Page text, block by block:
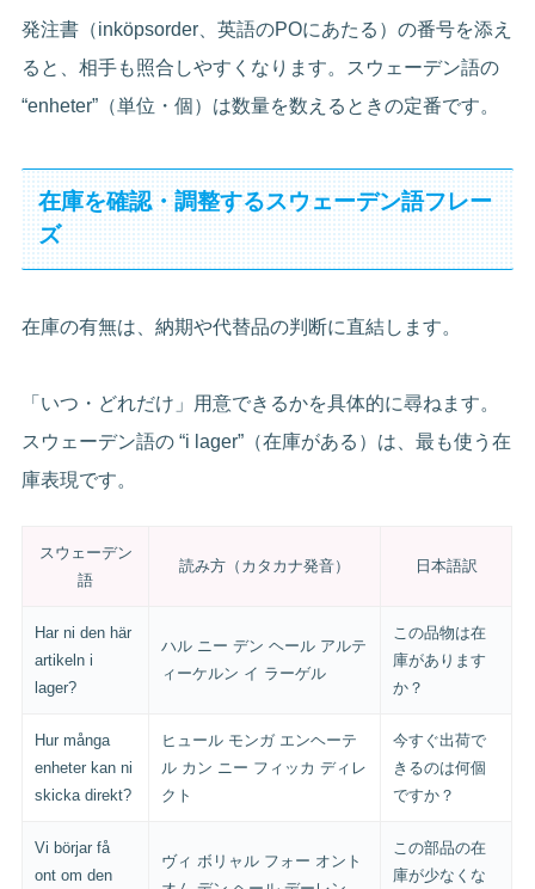
発注書（inköpsorder、英語のPOにあたる）の番号を添え
ると、相手も照合しやすくなります。スウェーデン語の
“enheter”（単位・個）は数量を数えるときの定番です。
在庫を確認・調整するスウェーデン語フレー
ズ
在庫の有無は、納期や代替品の判断に直結します。
「いつ・どれだけ」用意できるかを具体的に尋ねます。
スウェーデン語の “i lager”（在庫がある）は、最も使う在
庫表現です。
スウェーデン
語
読み方（カタカナ発音） 日本語訳
Har ni den här
artikeln i
lager?
ハル ニー デン ヘール アルテ
ィーケルン イ ラーゲル
この品物は在
庫があります
か？
Hur många
enheter kan ni
skicka direkt?
ヒュール モンガ エンヘーテ
ル カン ニー フィッカ ディレ
クト
今すぐ出荷で
きるのは何個
ですか？
Vi börjar få
ont om den
ヴィ ボリャル フォー オント
この部品の在
庫が少なくな